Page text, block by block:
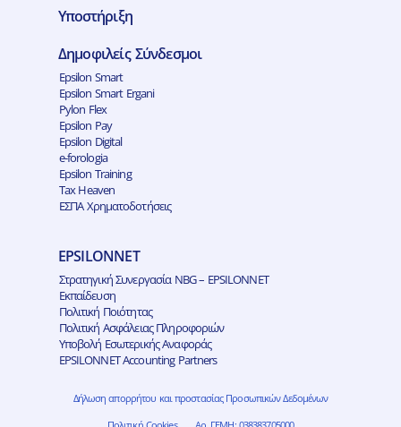
Υποστήριξη
Δημοφιλείς Σύνδεσμοι
Epsilon Smart
Epsilon Smart Ergani
Pylon Flex
Epsilon Pay
Epsilon Digital
e-forologia
Epsilon Training
Tax Heaven
ΕΣΠΑ Χρηματοδοτήσεις
EPSILONNET
Στρατηγική Συνεργασία NBG – EPSILONNET
Εκπαίδευση
Πολιτική Ποιότητας
Πολιτική Ασφάλειας Πληροφοριών
Υποβολή Εσωτερικής Αναφοράς
EPSILONNET Accounting Partners
Δήλωση απορρήτου και προστασίας Προσωπικών Δεδομένων